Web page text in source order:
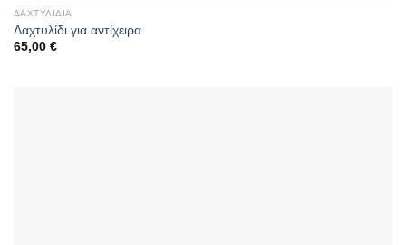
ΔΑΧΤΥΛΊΔΙΑ
Δαχτυλίδι για αντίχειρα
65,00 €